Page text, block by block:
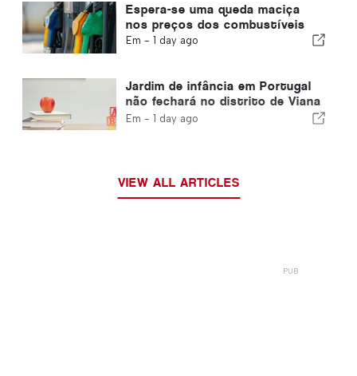
Espera-se uma queda maciça
nos preços dos combustíveis
Em - 1 day ago
Jardim de infância em Portugal
não fechará no distrito de Viana
do Castelo
Em - 1 day ago
VIEW ALL ARTICLES